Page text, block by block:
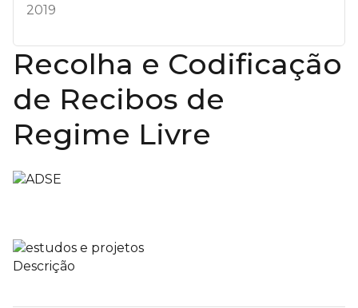
2019
Recolha e Codificação
de Recibos de
Regime Livre
Descrição